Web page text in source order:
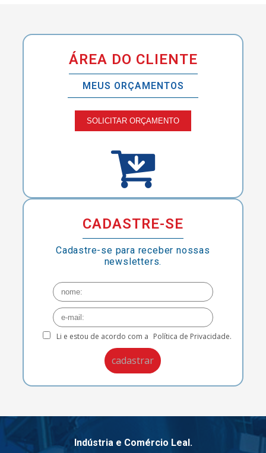
ÁREA DO CLIENTE
MEUS ORÇAMENTOS
SOLICITAR ORÇAMENTO
CADASTRE-SE
Cadastre-se para receber nossas
newsletters.
Li e estou de acordo com a Política de Privacidade.
Indústria e Comércio Leal.